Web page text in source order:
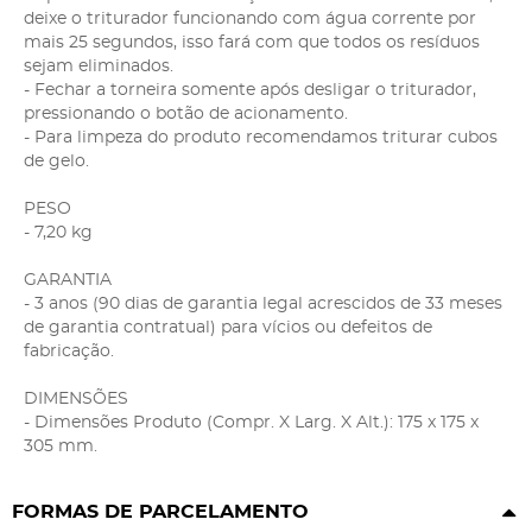
deixe o triturador funcionando com água corrente por
mais 25 segundos, isso fará com que todos os resíduos
sejam eliminados.
- Fechar a torneira somente após desligar o triturador,
pressionando o botão de acionamento.
- Para limpeza do produto recomendamos triturar cubos
de gelo.
PESO
- 7,20 kg
GARANTIA
- 3 anos (90 dias de garantia legal acrescidos de 33 meses
de garantia contratual) para vícios ou defeitos de
fabricação.
DIMENSÕES
- Dimensões Produto (Compr. X Larg. X Alt.): 175 x 175 x
305 mm.
FORMAS DE PARCELAMENTO